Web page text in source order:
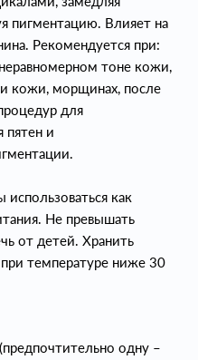
пигментацию. Влияет на
Рекомендуется при:
тоне кожи,
кожи, морщинах, после
для
пятен и
как
Не превышать
от детей. Хранить
температуре ниже 30
одну –